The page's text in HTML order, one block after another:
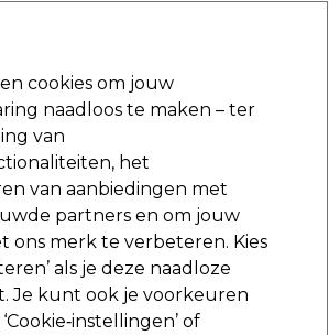
Aanmelden
Elektra
dag geleverd*
maandag t/m vrijdag
Igora Royal
Mix 60ml E1
cookies om jouw
naadloos te maken – ter
van
het
van aanbiedingen met
partners en om jouw
ons merk te verbeteren. Kies
als je deze naadloze
Je kunt ook je voorkeuren
of